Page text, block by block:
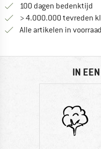
100 dagen bedenktijd
> 4.000.000 tevreden
Alle artikelen in voorraad
IN